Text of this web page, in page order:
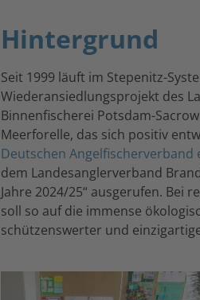
Hintergrund
Seit 1999 läuft im Stepenitz-
Wiederansiedlungsprojekt des
Binnenfischerei Potsdam-
Meerforelle, das sich positiv
Deutschen Angelfischerverband
dem Landesanglerverband
Jahre 2024/25“ ausgerufen. Bei
soll so auf die immense
schützenswerter und